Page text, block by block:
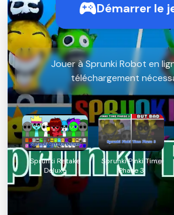
Démarrer le
Jouer à Sprunki Robot en
téléchargement
Sprunki Retake
Deluxe
Sprunki Pinki Time
Phase 3